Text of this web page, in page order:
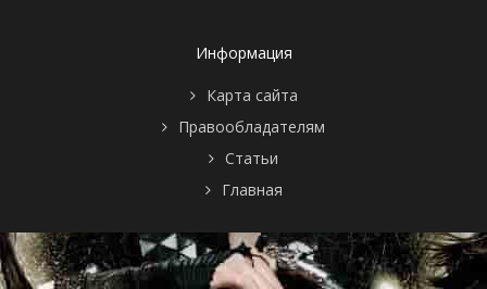
Информация
Карта сайта
Правообладателям
Статьи
Главная